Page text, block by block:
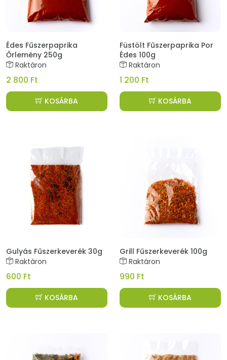
Édes Fűszerpaprika
Őrlemény 250g
Raktáron
2 800 Ft
KOSÁRBA
Füstölt Fűszerpaprika Por
Édes 100g
Raktáron
1 200 Ft
KOSÁRBA
Gulyás Fűszerkeverék 30g
Raktáron
600 Ft
KOSÁRBA
Grill Fűszerkeverék 100g
Raktáron
990 Ft
KOSÁRBA